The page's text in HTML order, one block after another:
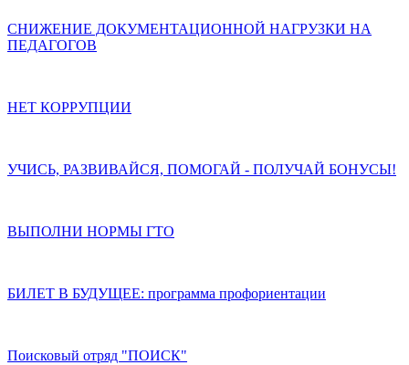
СНИЖЕНИЕ ДОКУМЕНТАЦИОННОЙ НАГРУЗКИ НА
ПЕДАГОГОВ
НЕТ КОРРУПЦИИ
УЧИСЬ, РАЗВИВАЙСЯ, ПОМОГАЙ - ПОЛУЧАЙ БОНУСЫ!
ВЫПОЛНИ НОРМЫ ГТО
БИЛЕТ В БУДУЩЕЕ: программа профориентации
Поисковый отряд "ПОИСК"